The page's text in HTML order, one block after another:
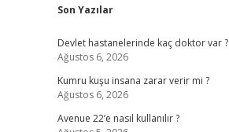
Sidebar
Son Yazılar
Devlet hastanelerinde kaç doktor var ?
Ağustos 6, 2026
Kumru kuşu insana zarar verir mi ?
Ağustos 6, 2026
Avenue 22’e nasıl kullanılır ?